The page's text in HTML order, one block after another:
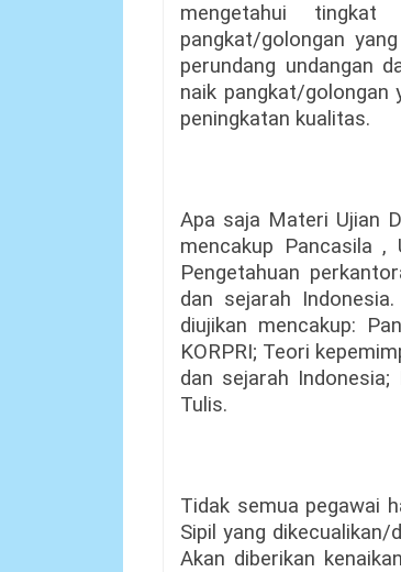
mengetahui
pangkat/golongan
perundang undangan
naik pangkat/golongan
peningkatan kualitas.
Apa saja Materi Ujian
mencakup Pancasila ,
Pengetahuan
dan sejarah
diujikan mencakup:
KORPRI; Teori
dan sejarah
Tulis.
Tidak semua pegawai
Sipil yang dikecualikan/
Akan diberikan